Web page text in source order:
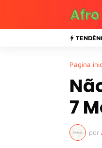
Página
7
por